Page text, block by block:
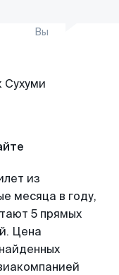
Вы
из
месяца в году,
5 прямых
Цена